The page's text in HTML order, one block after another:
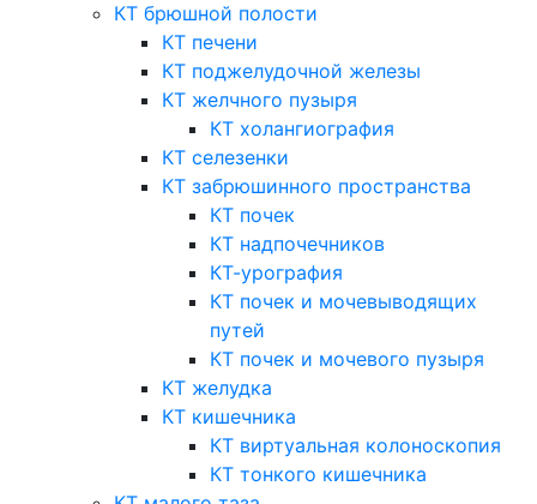
КТ брюшной полости
КТ печени
КТ поджелудочной железы
КТ желчного пузыря
КТ холангиография
КТ селезенки
КТ забрюшинного пространства
КТ почек
КТ надпочечников
КТ-урография
КТ почек и мочевыводящих
путей
КТ почек и мочевого пузыря
КТ желудка
КТ кишечника
КТ виртуальная колоноскопия
КТ тонкого кишечника